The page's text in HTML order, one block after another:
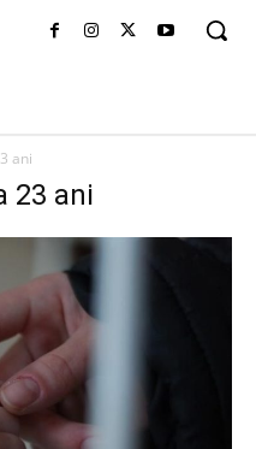
ani
23 ani